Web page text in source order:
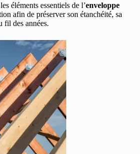
éléments essentiels de l’enveloppe
afin de préserver son étanchéité, sa
fil des années.